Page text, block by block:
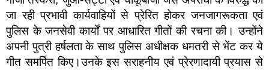
जा रही प्रभावी कार्यवाहियों से प्रेरित होकर जनजागरूकता एवं
पुलिस के जनसेवी कार्यों पर आधारित गीतों की रचना की। उन्होंने
अपनी पुत्री हर्षलता के साथ पुलिस अधीक्षक धमतरी से भेंट कर ये
गीत समर्पित किए।उनके इस सराहनीय एवं प्रेरणादायी प्रयास से